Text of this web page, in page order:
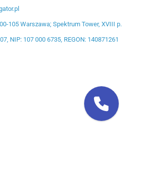
105 Warszawa; Spektrum Tower, XVIII p.
NIP: 107 000 6735, REGON: 140871261